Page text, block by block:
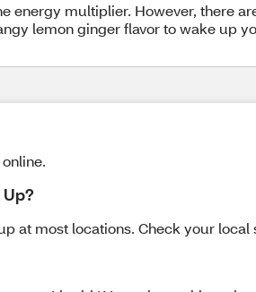
energy multiplier. However, there
lemon ginger flavor to wake up
at most locations. Check your